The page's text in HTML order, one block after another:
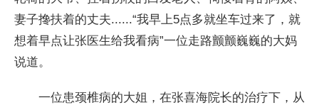
妻子搀扶着的丈夫......“我早上5点多就坐车过来了，就
想着早点让张医生给我看病”一位走路颤颤巍巍的大妈
说道。
一位患颈椎病的大姐，在张喜海院长的治疗下，从